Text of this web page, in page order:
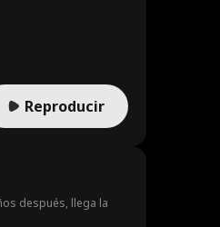
Reproducir
después, llega la